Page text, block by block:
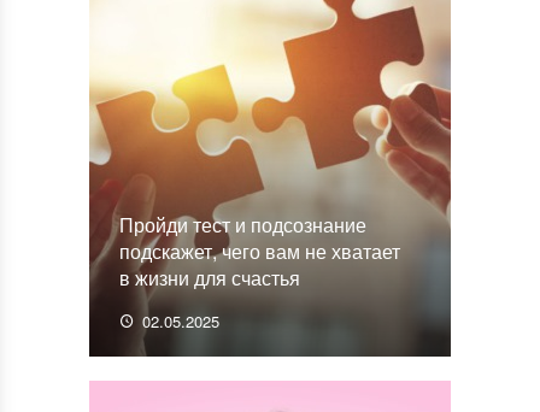
Пройди тест и подсознание
подскажет, чего вам не хватает
в жизни для счастья
02.05.2025